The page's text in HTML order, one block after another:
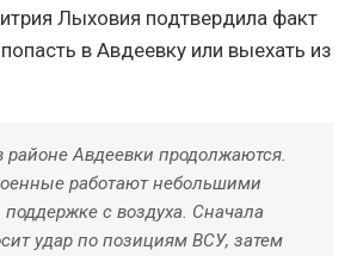
Лыховия подтвердила факт
в Авдеевку или выехать из
районе Авдеевки продолжаются.
работают небольшими
с воздуха. Сначала
удар по позициям ВСУ, затем